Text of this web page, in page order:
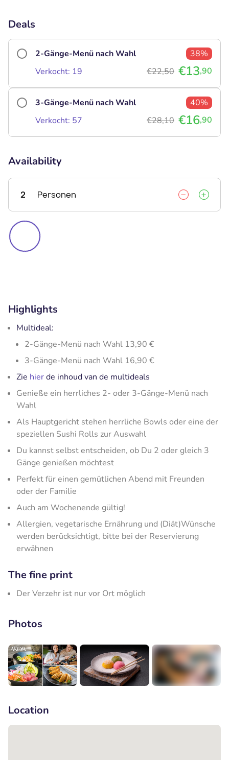
Deals
2-Gänge-Menü nach Wahl
38%
Verkocht: 19
€22,50 €13,90
3-Gänge-Menü nach Wahl
40%
Verkocht: 57
€28,10 €16,90
Availability
2 Personen
Highlights
Multideal:
2-Gänge-Menü nach Wahl 13,90 €
3-Gänge-Menü nach Wahl 16,90 €
Zie hierde inhoud van de multideals
Genieße ein herrliches 2- oder 3-Gänge-Menü nach
Wahl
Als Hauptgericht stehen herrliche Bowls oder eine der
speziellen Sushi Rolls zur Auswahl
Du kannst selbst entscheiden, ob Du 2 oder gleich 3
Gänge genießen möchtest
Perfekt für einen gemütlichen Abend mit Freunden
oder der Familie
Auch am Wochenende gültig!
Allergien, vegetarische Ernährung und (Diät)Wünsche
werden berücksichtigt, bitte bei der Reservierung
erwähnen
The fine print
Der Verzehr ist nur vor Ort möglich
Photos
Location